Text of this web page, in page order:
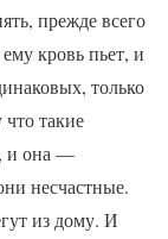
прежде всего
кровь пьет, и
только
такие
и она —
несчастные.
из дому. И